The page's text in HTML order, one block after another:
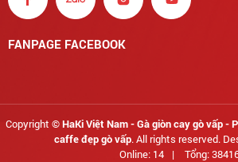
FANPAGE FACEBOOK
Copyright ©HaKi Việt Nam - Gà giòn cay gò vấp -
caffe đẹp gò vấp. All rights reserved.
Online: 14
| Tổng: